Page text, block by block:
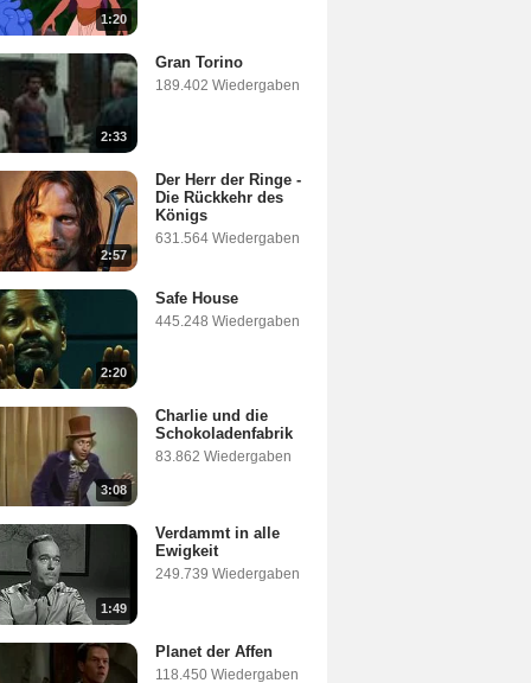
1:20
2:33
Gran Torino
189.402 Wiedergaben
2:57
Der Herr der Ringe -
Die Rückkehr des
Königs
631.564 Wiedergaben
2:20
Safe House
445.248 Wiedergaben
3:08
Charlie und die
Schokoladenfabrik
83.862 Wiedergaben
1:49
Verdammt in alle
Ewigkeit
249.739 Wiedergaben
Planet der Affen
118.450 Wiedergaben